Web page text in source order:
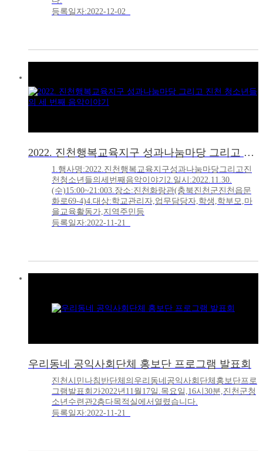
등록일자:2022-12-02
2022. 진천행복교육지구 성과나눔마당 그리고 진천 청소년들의 세 번째 음악이야기
1.행사명:2022.진천행복교육지구성과나눔마당그리고진
천청소년들의세번째음악이야기2.일시:2022.11.30.
(수)15:00~21:003.장소:진천화랑관(충북진천군진천읍문
화로69-4)4.대상:학교관리자,업무담당자,학생,학부모,마
을교육활동가,지역주민등
등록일자:2022-11-21
우리동네 공익사회단체 홍보단 프로그램 발표회
진천시민나침반단체의우리동네공익사회단체홍보단프로
그램발표회가2022년11월17일.목요일,16시30분,진천군청
소년수련관2층다목적실에서열렸습니다.
등록일자:2022-11-21